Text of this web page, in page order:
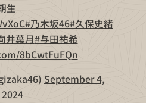
生🍠🍁🌻🔖
#乃木坂46#久保史緒
井葉月#与田祐希
8bCwtFuFQn
September 4,
2024